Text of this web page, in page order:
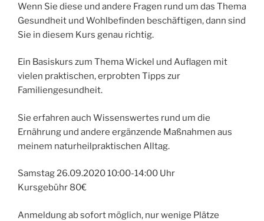
Wenn Sie diese und andere Fragen rund um das Thema
Gesundheit und Wohlbefinden beschäftigen, dann sind
Sie in diesem Kurs genau richtig.
Ein Basiskurs zum Thema Wickel und Auflagen mit
vielen praktischen, erprobten Tipps zur
Familiengesundheit.
Sie erfahren auch Wissenswertes rund um die
Ernährung und andere ergänzende Maßnahmen aus
meinem naturheilpraktischen Alltag.
Samstag 26.09.2020 10:00-14:00 Uhr
Kursgebühr 80€
Anmeldung ab sofort möglich, nur wenige Plätze